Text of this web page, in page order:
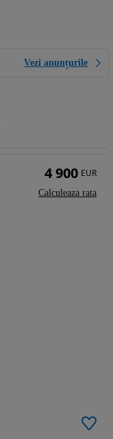
Vezi anunțurile
4 900 EUR
Calculeaza rata